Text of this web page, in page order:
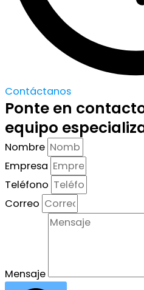
Contáctanos
Ponte en
equipo
Nombre
Empresa
Teléfono
Correo
Mensaje